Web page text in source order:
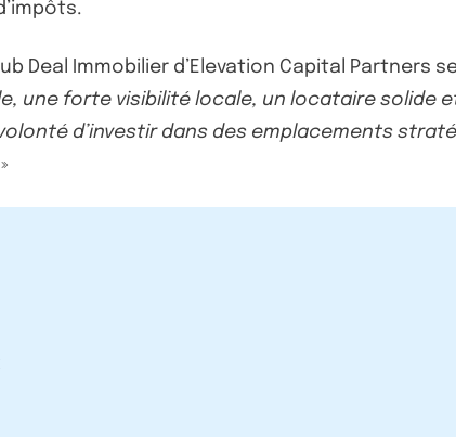
Deal Immobilier d’Elevation Capital Partners
forte visibilité locale, un locataire solide
d’investir dans des emplacements